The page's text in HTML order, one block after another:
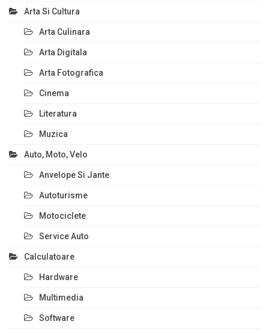
Arta Si Cultura
Arta Culinara
Arta Digitala
Arta Fotografica
Cinema
Literatura
Muzica
Auto, Moto, Velo
Anvelope Si Jante
Autoturisme
Motociclete
Service Auto
Calculatoare
Hardware
Multimedia
Software